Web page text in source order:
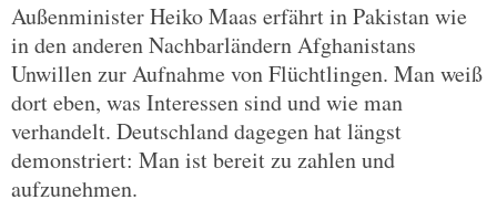
Außenminister Heiko Maas erfährt in Pakistan wie
in den anderen Nachbarländern Afghanistans
Unwillen zur Aufnahme von Flüchtlingen. Man weiß
dort eben, was Interessen sind und wie man
verhandelt. Deutschland dagegen hat längst
demonstriert: Man ist bereit zu zahlen und
aufzunehmen.